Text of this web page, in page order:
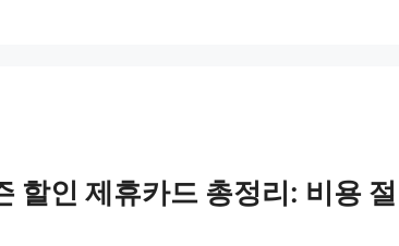
할인 제휴카드 총정리: 비용 절